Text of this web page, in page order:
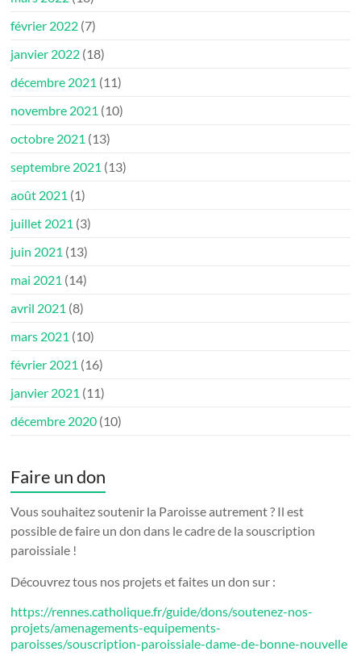
février 2022 (7)
janvier 2022 (18)
décembre 2021 (11)
novembre 2021 (10)
octobre 2021 (13)
septembre 2021 (13)
août 2021 (1)
juillet 2021 (3)
juin 2021 (13)
mai 2021 (14)
avril 2021 (8)
mars 2021 (10)
février 2021 (16)
janvier 2021 (11)
décembre 2020 (10)
Faire un don
Vous souhaitez soutenir la Paroisse autrement ? Il est
possible de faire un don dans le cadre de la souscription
paroissiale !
Découvrez tous nos projets et faites un don sur :
https://rennes.catholique.fr/guide/dons/soutenez-nos-
projets/amenagements-equipements-
paroisses/souscription-paroissiale-dame-de-bonne-nouvelle